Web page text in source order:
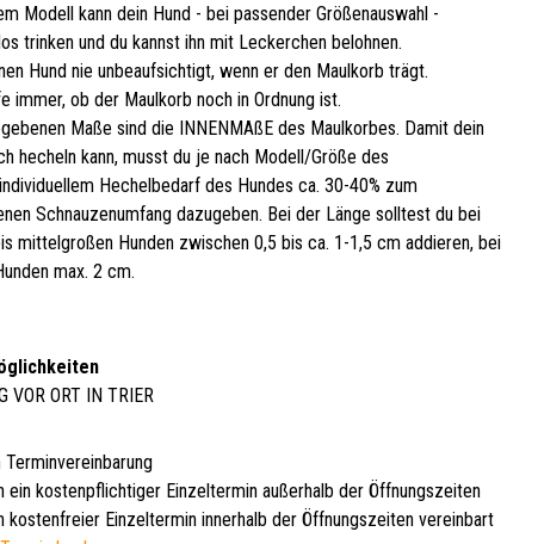
Modell kann dein Hund - bei passender Größenauswahl -
trinken und du kannst ihn mit Leckerchen belohnen.
Hund nie unbeaufsichtigt, wenn er den Maulkorb trägt.
immer, ob der Maulkorb noch in Ordnung ist.
Maße sind die INNENMAßE des Maulkorbes. Damit dein
hecheln kann, musst du je nach Modell/Größe des
Hechelbedarf des Hundes ca. 30-40% zum
Schnauzenumfang dazugeben. Bei der Länge solltest du bei
mittelgroßen Hunden zwischen 0,5 bis ca. 1-1,5 cm addieren, bei
max. 2 cm.
VOR ORT IN TRIER
Terminvereinbarung
ein kostenpflichtiger Einzeltermin außerhalb der Öffnungszeiten
kostenfreier Einzeltermin innerhalb der Öffnungszeiten vereinbart